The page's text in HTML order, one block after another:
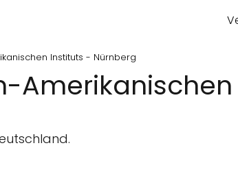
Instituts - Nürnberg